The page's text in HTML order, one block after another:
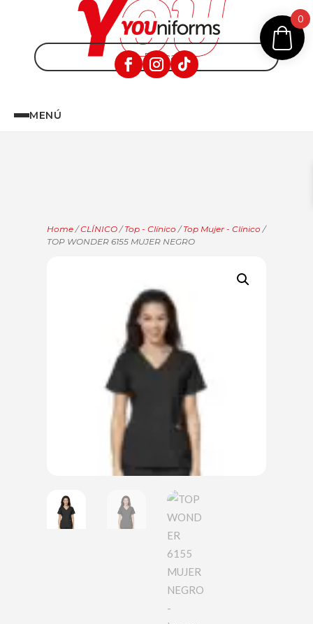
MENÚ
Home /CLÍNICO /Top - Clínico /Top Mujer - Clínico /
TOP WONDER 6155 MUJER NEGRO
0